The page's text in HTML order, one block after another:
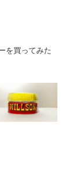
を買ってみた